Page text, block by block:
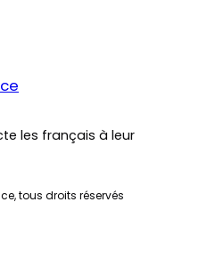
les français à leur
tous droits réservés